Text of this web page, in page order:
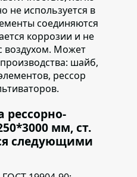
не используется в
соединяются
коррозии и не
воздухом. Может
шайб,
рессор
рессорно-
мм, cт.
следующими